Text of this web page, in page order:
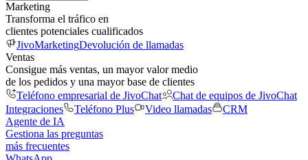
Marketing
Transforma el tráfico en
clientes potenciales cualificados
JivoMarketingDevolución de llamadas
Ventas
Consigue más ventas, un mayor valor medio
de los pedidos y una mayor base de clientes
Teléfono empresarial de JivoChat
Chat de equipos de JivoChat
Integraciones
Teléfono Plus Video llamadas
CRM
Agente de IA
Gestiona las preguntas
más frecuentes